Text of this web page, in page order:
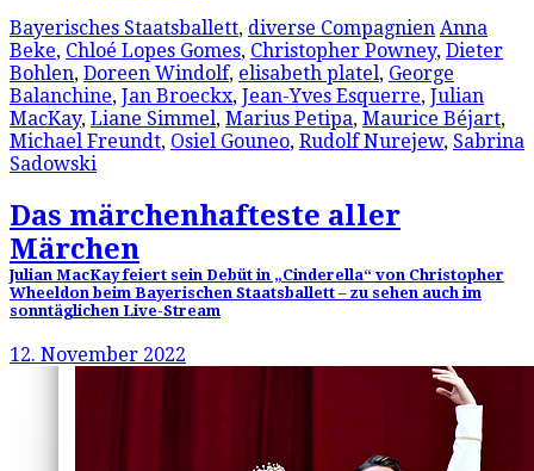
Bayerisches Staatsballett, diverse Compagnien Anna
Beke, Chloé Lopes Gomes, Christopher Powney, Dieter
Bohlen, Doreen Windolf, elisabeth platel, George
Balanchine, Jan Broeckx, Jean-Yves Esquerre, Julian
MacKay, Liane Simmel, Marius Petipa, Maurice Béjart,
Michael Freundt, Osiel Gouneo, Rudolf Nurejew, Sabrina
Sadowski
Das märchenhafteste aller
Märchen
Julian MacKay feiert sein Debüt in „Cinderella“ von Christopher
Wheeldon beim Bayerischen Staatsballett – zu sehen auch im
sonntäglichen Live-Stream
12. November 2022